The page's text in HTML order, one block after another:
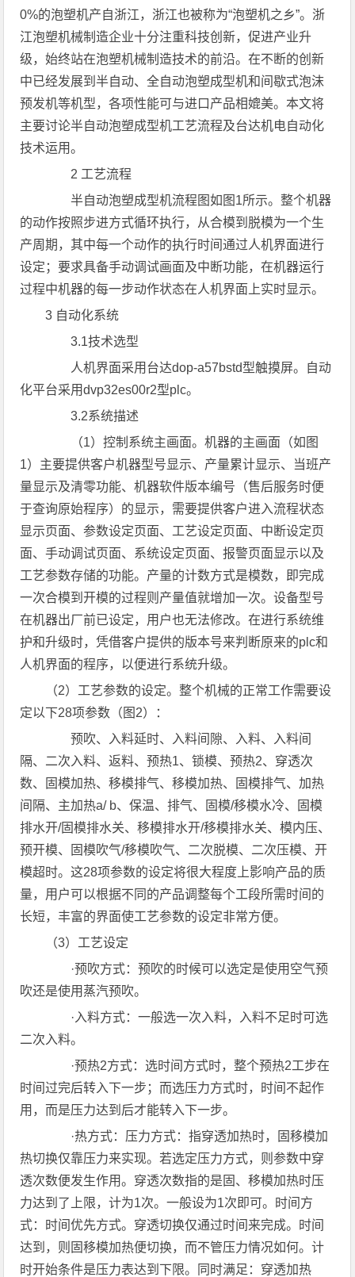
0%的泡塑机产自浙江，浙江也被称为“泡塑机之乡”。浙
江泡塑机械制造企业十分注重科技创新，促进产业升
级，始终站在泡塑机械制造技术的前沿。在不断的创新
中已经发展到半自动、全自动泡塑成型机和间歇式泡沫
预发机等机型，各项性能可与进口产品相媲美。本文将
主要讨论半自动泡塑成型机工艺流程及台达机电自动化
技术运用。
2 工艺流程
半自动泡塑成型机流程图如图1所示。整个机器
的动作按照步进方式循环执行，从合模到脱模为一个生
产周期，其中每一个动作的执行时间通过人机界面进行
设定；要求具备手动调试画面及中断功能，在机器运行
过程中机器的每一步动作状态在人机界面上实时显示。
3 自动化系统
3.1技术选型
人机界面采用台达dop-a57bstd型触摸屏。自动
化平台采用dvp32es00r2型plc。
3.2系统描述
（1）控制系统主画面。机器的主画面（如图
1）主要提供客户机器型号显示、产量累计显示、当班产
量显示及清零功能、机器软件版本编号（售后服务时便
于查询原始程序）的显示，需要提供客户进入流程状态
显示页面、参数设定页面、工艺设定页面、中断设定页
面、手动调试页面、系统设定页面、报警页面显示以及
工艺参数存储的功能。产量的计数方式是模数，即完成
一次合模到开模的过程则产量值就增加一次。设备型号
在机器出厂前已设定，用户也无法修改。在进行系统维
护和升级时，凭借客户提供的版本号来判断原来的plc和
人机界面的程序，以便进行系统升级。
（2）工艺参数的设定。整个机械的正常工作需要设
定以下28项参数（图2）：
预吹、入料延时、入料间隙、入料、入料间
隔、二次入料、返料、预热1、锁模、预热2、穿透次
数、固模加热、移模排气、移模加热、固模排气、加热
间隔、主加热a/ b、保温、排气、固模/移模水冷、固模
排水开/固模排水关、移模排水开/移模排水关、模内压、
预开模、固模吹气/移模吹气、二次脱模、二次压模、开
模超时。这28项参数的设定将很大程度上影响产品的质
量，用户可以根据不同的产品调整每个工段所需时间的
长短，丰富的界面使工艺参数的设定非常方便。
（3）工艺设定
·预吹方式：预吹的时候可以选定是使用空气预
吹还是使用蒸汽预吹。
·入料方式：一般选一次入料，入料不足时可选
二次入料。
·预热2方式：选时间方式时，整个预热2工步在
时间过完后转入下一步；而选压力方式时，时间不起作
用，而是压力达到后才能转入下一步。
·热方式：压力方式：指穿透加热时，固移模加
热切换仅靠压力来实现。若选定压力方式，则参数中穿
透次数便发生作用。穿透次数指的是固、移模加热时压
力达到了上限，计为1次。一般设为1次即可。时间方
式：时间优先方式。穿透切换仅通过时间来完成。时间
达到，则固移模加热便切换，而不管压力情况如何。计
时开始条件是压力表达到下限。同时满足：穿透加热